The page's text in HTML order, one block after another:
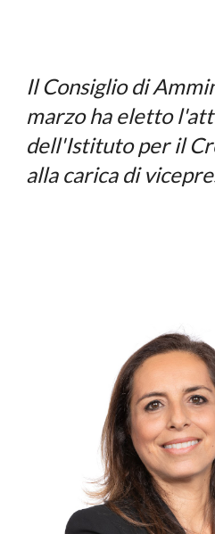
Il Consiglio di
marzo ha eletto
dell'Istituto per il
alla carica di